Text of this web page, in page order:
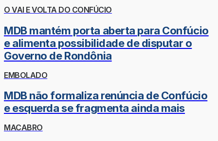
O VAI E VOLTA DO CONFÚCIO
MDB mantém porta aberta para Confúcio
e alimenta possibilidade de disputar o
Governo de Rondônia
EMBOLADO
MDB não formaliza renúncia de Confúcio
e esquerda se fragmenta ainda mais
MACABRO